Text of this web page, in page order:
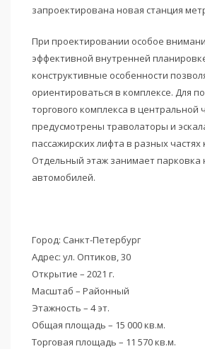
запроектирована новая станция
При проектировании особое
эффективной внутренней
конструктивные особенности
ориентироваться в комплексе. Для
торгового комплекса в центральной
предусмотрены траволаторы и
пассажирских лифта в разных частях
Отдельный этаж занимает парковка
автомобилей.
Город: Санкт-Петербург
Адрес: ул. Оптиков, 30
Открытие – 2021 г.
Масштаб – Районный
Этажность – 4 эт.
Общая площадь – 15 000 кв.м.
Торговая площадь – 11 570 кв.м.